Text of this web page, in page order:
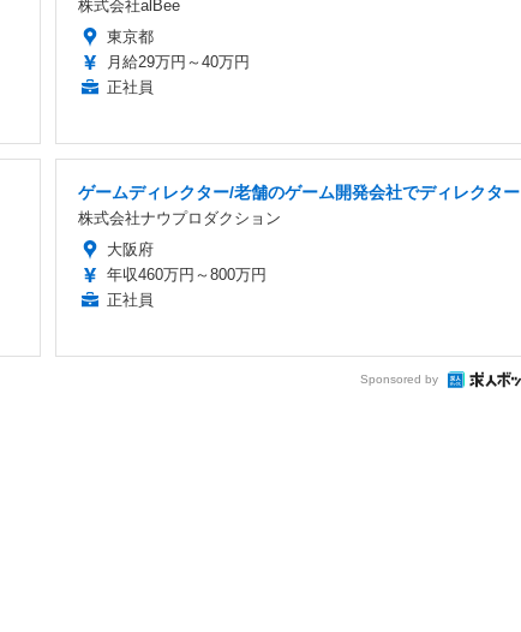
株式会社alBee
東京都
月給29万円～40万円
正社員
ゲームディレクター/老舗のゲーム開発会社でディレクター
株式会社ナウプロダクション
大阪府
年収460万円～800万円
正社員
Sponsored by